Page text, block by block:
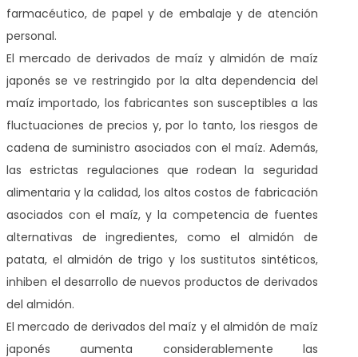
farmacéutico, de papel y de embalaje y de atención
personal.
El mercado de derivados de maíz y almidón de maíz
japonés se ve restringido por la alta dependencia del
maíz importado, los fabricantes son susceptibles a las
fluctuaciones de precios y, por lo tanto, los riesgos de
cadena de suministro asociados con el maíz. Además,
las estrictas regulaciones que rodean la seguridad
alimentaria y la calidad, los altos costos de fabricación
asociados con el maíz, y la competencia de fuentes
alternativas de ingredientes, como el almidón de
patata, el almidón de trigo y los sustitutos sintéticos,
inhiben el desarrollo de nuevos productos de derivados
del almidón.
El mercado de derivados del maíz y el almidón de maíz
japonés aumenta considerablemente las